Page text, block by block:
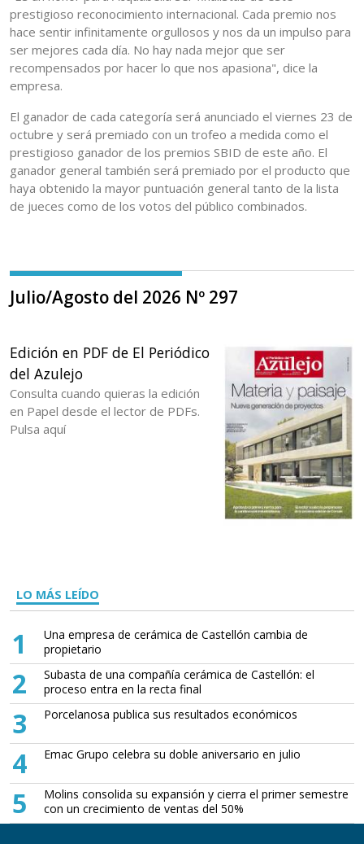
prestigioso reconocimiento internacional. Cada premio nos
hace sentir infinitamente orgullosos y nos da un impulso para
ser mejores cada día. No hay nada mejor que ser
recompensados por hacer lo que nos apasiona", dice la
empresa.
El ganador de cada categoría será anunciado el viernes 23 de
octubre y será premiado con un trofeo a medida como el
prestigioso ganador de los premios SBID de este año. El
ganador general también será premiado por el producto que
haya obtenido la mayor puntuación general tanto de la lista
de jueces como de los votos del público combinados.
Julio/Agosto del 2026 Nº 297
Edición en PDF de El Periódico
del Azulejo
Consulta cuando quieras la edición
en Papel desde el lector de PDFs.
Pulsa aquí
LO MÁS LEÍDO
1
Una empresa de cerámica de Castellón cambia de
propietario
2
Subasta de una compañía cerámica de Castellón: el
proceso entra en la recta final
3 Porcelanosa publica sus resultados económicos
4 Emac Grupo celebra su doble aniversario en julio
5
Molins consolida su expansión y cierra el primer semestre
con un crecimiento de ventas del 50%